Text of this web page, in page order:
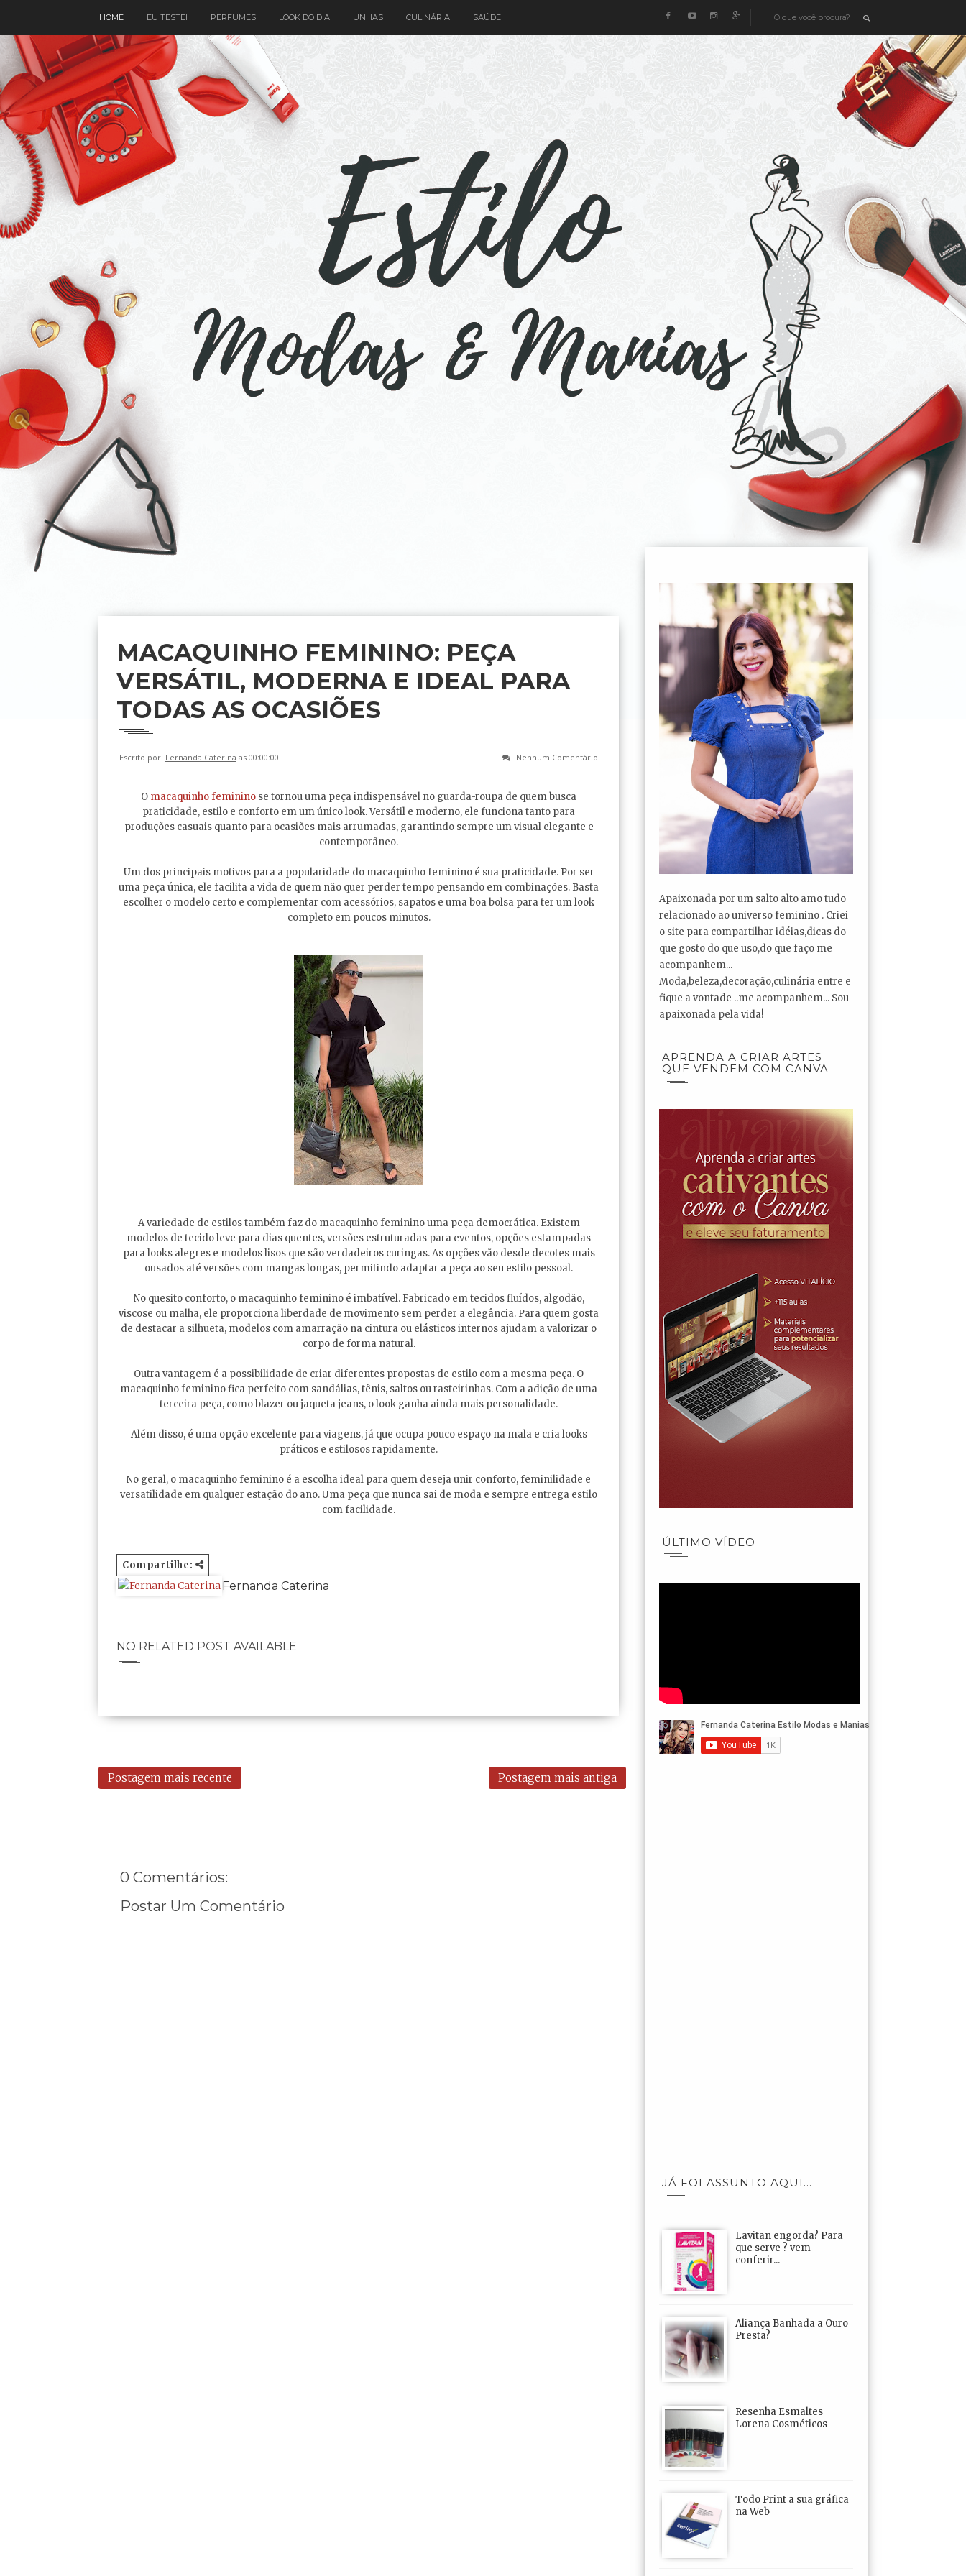
HOME EU TESTEI PERFUMES LOOK DO DIA UNHAS CULINÁRIA SAÚDE
MACAQUINHO FEMININO: PEÇA
VERSÁTIL, MODERNA E IDEAL PARA
TODAS AS OCASIÕES
Escrito por: Fernanda Caterina as 00:00:00 Nenhum Comentário
O macaquinho feminino se tornou uma peça indispensável no guarda-roupa de quem busca
praticidade, estilo e conforto em um único look. Versátil e moderno, ele funciona tanto para
produções casuais quanto para ocasiões mais arrumadas, garantindo sempre um visual elegante e
contemporâneo.
Um dos principais motivos para a popularidade do macaquinho feminino é sua praticidade. Por ser
uma peça única, ele facilita a vida de quem não quer perder tempo pensando em combinações. Basta
escolher o modelo certo e complementar com acessórios, sapatos e uma boa bolsa para ter um look
completo em poucos minutos.
A variedade de estilos também faz do macaquinho feminino uma peça democrática. Existem
modelos de tecido leve para dias quentes, versões estruturadas para eventos, opções estampadas
para looks alegres e modelos lisos que são verdadeiros curingas. As opções vão desde decotes mais
ousados até versões com mangas longas, permitindo adaptar a peça ao seu estilo pessoal.
No quesito conforto, o macaquinho feminino é imbatível. Fabricado em tecidos fluídos, algodão,
viscose ou malha, ele proporciona liberdade de movimento sem perder a elegância. Para quem gosta
de destacar a silhueta, modelos com amarração na cintura ou elásticos internos ajudam a valorizar o
corpo de forma natural.
Outra vantagem é a possibilidade de criar diferentes propostas de estilo com a mesma peça. O
macaquinho feminino fica perfeito com sandálias, tênis, saltos ou rasteirinhas. Com a adição de uma
terceira peça, como blazer ou jaqueta jeans, o look ganha ainda mais personalidade.
Além disso, é uma opção excelente para viagens, já que ocupa pouco espaço na mala e cria looks
práticos e estilosos rapidamente.
No geral, o macaquinho feminino é a escolha ideal para quem deseja unir conforto, feminilidade e
versatilidade em qualquer estação do ano. Uma peça que nunca sai de moda e sempre entrega estilo
com facilidade.
Compartilhe:
Fernanda Caterina
NO RELATED POST AVAILABLE
Postagem mais recente Postagem mais antiga
0 Comentários:
Postar Um Comentário
Apaixonada por um salto alto amo tudo
relacionado ao universo feminino . Criei
o site para compartilhar idéias,dicas do
que gosto do que uso,do que faço me
acompanhem...
Moda,beleza,decoração,culinária entre e
fique a vontade ..me acompanhem... Sou
apaixonada pela vida!
APRENDA A CRIAR ARTES
QUE VENDEM COM CANVA
ÚLTIMO VÍDEO
JÁ FOI ASSUNTO AQUI...
Lavitan engorda? Para
que serve ? vem
conferir...
Aliança Banhada a Ouro
Presta?
Resenha Esmaltes
Lorena Cosméticos
Todo Print a sua gráfica
na Web